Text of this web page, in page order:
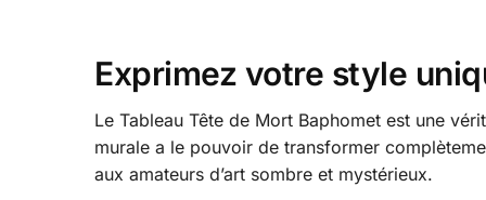
Exprimez votre style
Le Tableau Tête de Mort Baphomet est une
murale a le pouvoir de transformer
aux amateurs d’art sombre et mystérieux.